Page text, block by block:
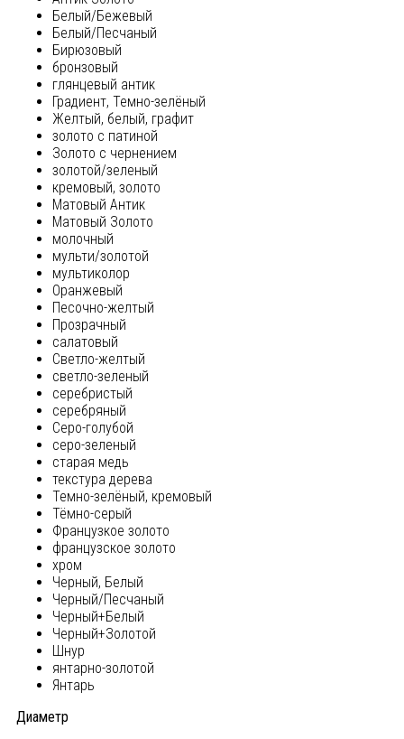
Белый/Бежевый
Белый/Песчаный
Бирюзовый
бронзовый
глянцевый антик
Градиент, Темно-зелёный
Желтый, белый, графит
золото с патиной
Золото с чернением
золотой/зеленый
кремовый, золото
Матовый Антик
Матовый Золото
молочный
мульти/золотой
мультиколор
Оранжевый
Песочно-желтый
Прозрачный
салатовый
Светло-желтый
светло-зеленый
серебристый
серебряный
Серо-голубой
серо-зеленый
старая медь
текстура дерева
Темно-зелёный, кремовый
Тёмно-серый
Французкое золото
французское золото
хром
Черный, Белый
Черный/Песчаный
Черный+Белый
Черный+Золотой
Шнур
янтарно-золотой
Янтарь
Диаметр